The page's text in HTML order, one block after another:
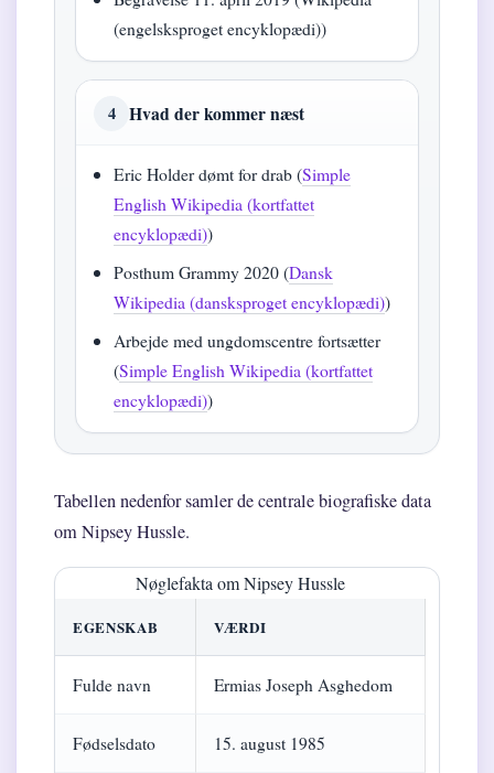
(engelsksproget encyklopædi))
4 Hvad der kommer næst
Eric Holder dømt for drab (Simple
English Wikipedia (kortfattet
encyklopædi))
Posthum Grammy 2020 (Dansk
Wikipedia (dansksproget encyklopædi))
Arbejde med ungdomscentre fortsætter
(Simple English Wikipedia (kortfattet
encyklopædi))
Tabellen nedenfor samler de centrale biografiske data
om Nipsey Hussle.
Nøglefakta om Nipsey Hussle
EGENSKAB VÆRDI
Fulde navn Ermias Joseph Asghedom
Fødselsdato 15. august 1985